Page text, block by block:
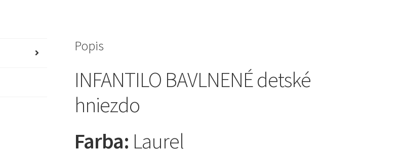
Popis
INFANTILO BAVLNENÉ detské
hniezdo
Farba: Laurel